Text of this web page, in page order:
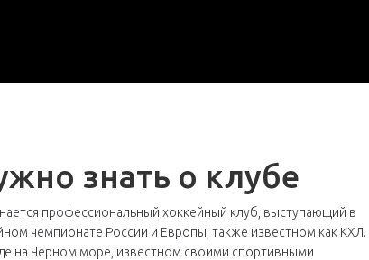
знать о клубе
профессиональный хоккейный клуб, выступающий в
чемпионате России и Европы , также известном как КХЛ.
на Черном море, известном своими спортивными